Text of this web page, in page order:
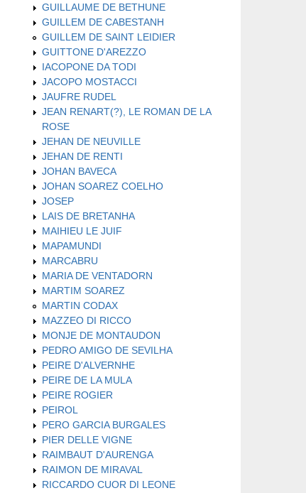
GUILLAUME DE BETHUNE
GUILLEM DE CABESTANH
GUILLEM DE SAINT LEIDIER
GUITTONE D'AREZZO
IACOPONE DA TODI
JACOPO MOSTACCI
JAUFRE RUDEL
JEAN RENART(?), LE ROMAN DE LA
ROSE
JEHAN DE NEUVILLE
JEHAN DE RENTI
JOHAN BAVECA
JOHAN SOAREZ COELHO
JOSEP
LAIS DE BRETANHA
MAIHIEU LE JUIF
MAPAMUNDI
MARCABRU
MARIA DE VENTADORN
MARTIM SOAREZ
MARTIN CODAX
MAZZEO DI RICCO
MONJE DE MONTAUDON
PEDRO AMIGO DE SEVILHA
PEIRE D'ALVERNHE
PEIRE DE LA MULA
PEIRE ROGIER
PEIROL
PERO GARCIA BURGALES
PIER DELLE VIGNE
RAIMBAUT D'AURENGA
RAIMON DE MIRAVAL
RICCARDO CUOR DI LEONE